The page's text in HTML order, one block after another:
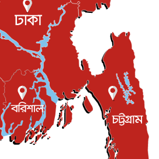
উৎসব, বিনা মূল্যে দেখা যাবে ৬ সিনেমা
৮ আগস্ট, ২০২৬
জুমার খুতবা : “কুরআন হোক জীবন দেখার
৭ আগস্ট, ২০২৬
মোহিনী রশিদ এনওয়াইপিডির উচ্চপদস্থ কর্মকর্তা
৬ আগস্ট, ২০২৬
জন্য উন্মুক্ত জুলাই স্মৃতি জাদুঘর